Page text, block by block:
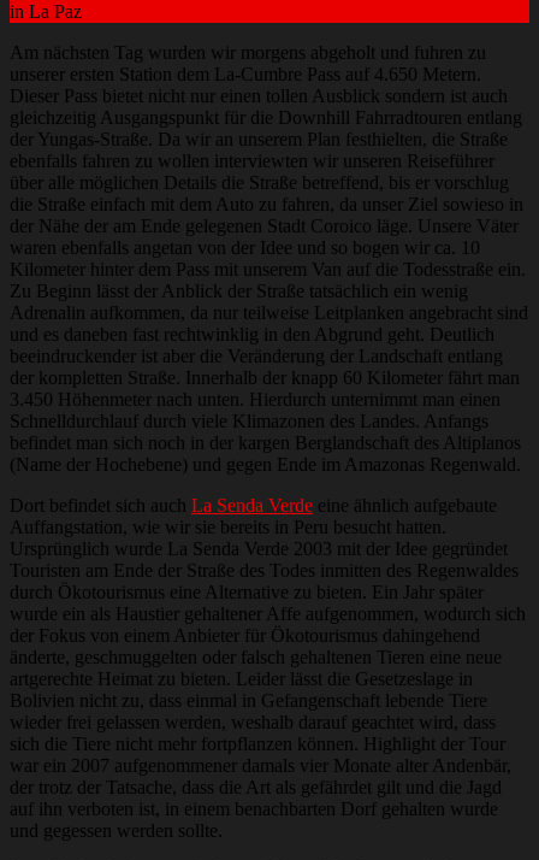
in La Paz
Am nächsten Tag wurden wir morgens abgeholt und fuhren zu
unserer ersten Station dem La-Cumbre Pass auf 4.650 Metern.
Dieser Pass bietet nicht nur einen tollen Ausblick sondern ist auch
gleichzeitig Ausgangspunkt für die Downhill Fahrradtouren entlang
der Yungas-Straße. Da wir an unserem Plan festhielten, die Straße
ebenfalls fahren zu wollen interviewten wir unseren Reiseführer
über alle möglichen Details die Straße betreffend, bis er vorschlug
die Straße einfach mit dem Auto zu fahren, da unser Ziel sowieso in
der Nähe der am Ende gelegenen Stadt Coroico läge. Unsere Väter
waren ebenfalls angetan von der Idee und so bogen wir ca. 10
Kilometer hinter dem Pass mit unserem Van auf die Todesstraße ein.
Zu Beginn lässt der Anblick der Straße tatsächlich ein wenig
Adrenalin aufkommen, da nur teilweise Leitplanken angebracht sind
und es daneben fast rechtwinklig in den Abgrund geht. Deutlich
beeindruckender ist aber die Veränderung der Landschaft entlang
der kompletten Straße. Innerhalb der knapp 60 Kilometer fährt man
3.450 Höhenmeter nach unten. Hierdurch unternimmt man einen
Schnelldurchlauf durch viele Klimazonen des Landes. Anfangs
befindet man sich noch in der kargen Berglandschaft des Altiplanos
(Name der Hochebene) und gegen Ende im Amazonas Regenwald.
Dort befindet sich auch La Senda Verde eine ähnlich aufgebaute
Auffangstation, wie wir sie bereits in Peru besucht hatten.
Ursprünglich wurde La Senda Verde 2003 mit der Idee gegründet
Touristen am Ende der Straße des Todes inmitten des Regenwaldes
durch Ökotourismus eine Alternative zu bieten. Ein Jahr später
wurde ein als Haustier gehaltener Affe aufgenommen, wodurch sich
der Fokus von einem Anbieter für Ökotourismus dahingehend
änderte, geschmuggelten oder falsch gehaltenen Tieren eine neue
artgerechte Heimat zu bieten. Leider lässt die Gesetzeslage in
Bolivien nicht zu, dass einmal in Gefangenschaft lebende Tiere
wieder frei gelassen werden, weshalb darauf geachtet wird, dass
sich die Tiere nicht mehr fortpflanzen können. Highlight der Tour
war ein 2007 aufgenommener damals vier Monate alter Andenbär,
der trotz der Tatsache, dass die Art als gefährdet gilt und die Jagd
auf ihn verboten ist, in einem benachbarten Dorf gehalten wurde
und gegessen werden sollte.